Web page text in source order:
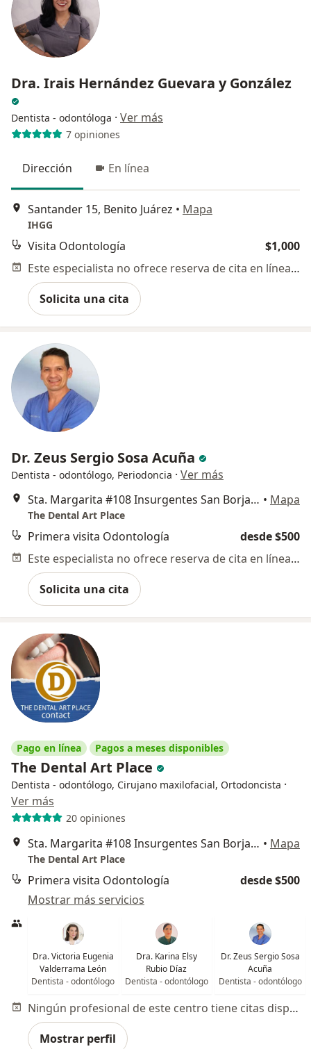
Dra. Irais Hernández Guevara y González
Dentista - odontóloga · Ver más
7 opiniones
Dirección En línea
Santander 15, Benito Juárez • Mapa
IHGG
Visita Odontología
$1,000
Este especialista no ofrece reserva de cita en línea en esta dirección.
Solicita una cita
Dr. Zeus Sergio Sosa Acuña
Dentista - odontólogo, Periodoncia · Ver más
Sta. Margarita #108 Insurgentes San Borja, Benito Juárez • Mapa
The Dental Art Place
Primera visita Odontología
desde $500
Este especialista no ofrece reserva de cita en línea en esta dirección.
Solicita una cita
Pago en línea Pagos a meses disponibles
The Dental Art Place
Dentista - odontólogo, Cirujano maxilofacial, Ortodoncista ·
Ver más
20 opiniones
Sta. Margarita #108 Insurgentes San Borja, Benito Juárez • Mapa
The Dental Art Place
Primera visita Odontología
desde $500
Mostrar más servicios
Dra. Victoria Eugenia
Valderrama León
Dentista - odontólogo
Dra. Karina Elsy
Rubio Díaz
Dentista - odontólogo
Dr. Zeus Sergio Sosa
Acuña
Dentista - odontólogo
Ningún profesional de este centro tiene citas disponibles
Mostrar perfil